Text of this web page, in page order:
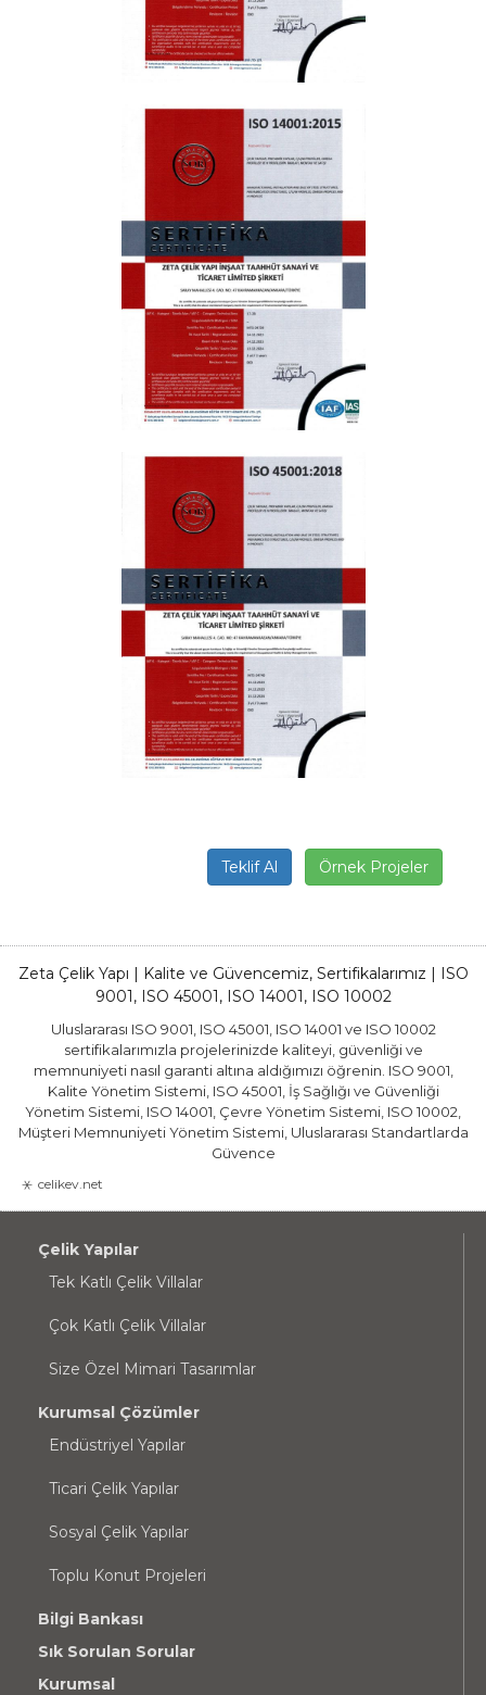
Teklif Al Örnek Projeler
Zeta Çelik Yapı | Kalite ve Güvencemiz, Sertifikalarımız | ISO
9001, ISO 45001, ISO 14001, ISO 10002
Uluslararası ISO 9001, ISO 45001, ISO 14001 ve ISO 10002
sertifikalarımızla projelerinizde kaliteyi, güvenliği ve
memnuniyeti nasıl garanti altına aldığımızı öğrenin. ISO 9001,
Kalite Yönetim Sistemi, ISO 45001, İş Sağlığı ve Güvenliği
Yönetim Sistemi, ISO 14001, Çevre Yönetim Sistemi, ISO 10002,
Müşteri Memnuniyeti Yönetim Sistemi, Uluslararası Standartlarda
Güvence
celikev.net
Çelik Yapılar
Tek Katlı Çelik Villalar
Çok Katlı Çelik Villalar
Size Özel Mimari Tasarımlar
Kurumsal Çözümler
Endüstriyel Yapılar
Ticari Çelik Yapılar
Sosyal Çelik Yapılar
Toplu Konut Projeleri
Bilgi Bankası
Sık Sorulan Sorular
Kurumsal